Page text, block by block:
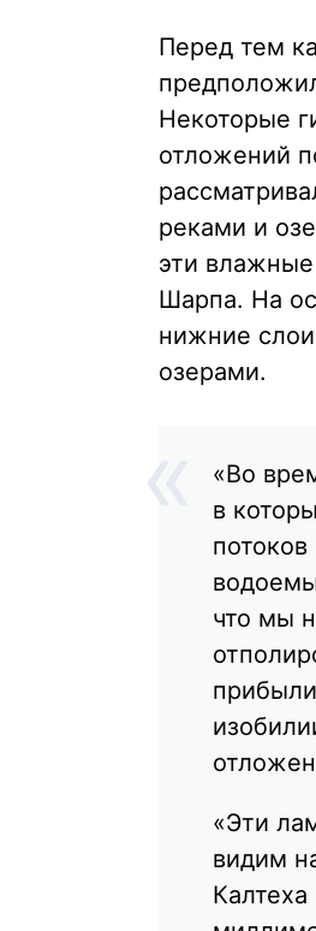
Перед тем
Некоторые
отложений
реками и
эти
Шарпа. На
нижние
озерами.
«Во
в
что мы
«Эти
видим